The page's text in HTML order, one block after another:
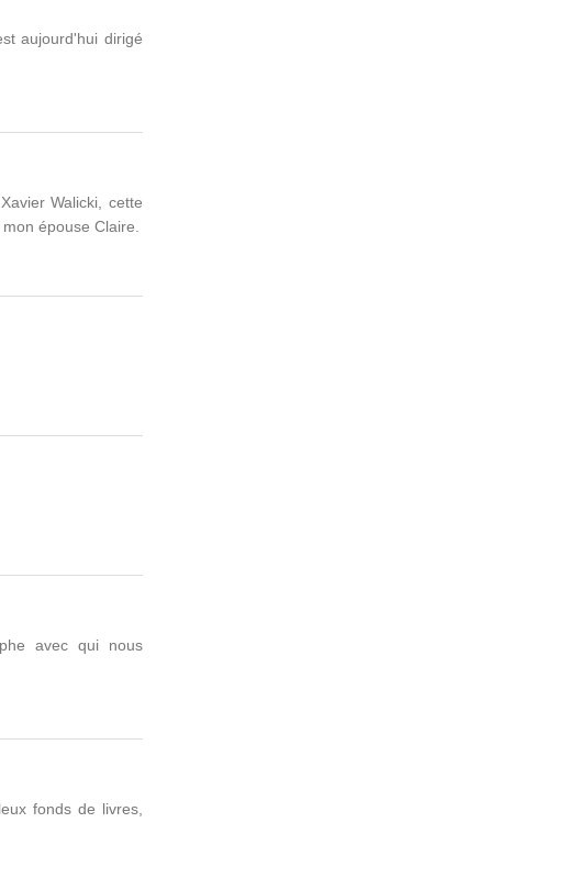
aujourd'hui dirigé
Walicki, cette
épouse Claire.
avec qui nous
fonds de livres,